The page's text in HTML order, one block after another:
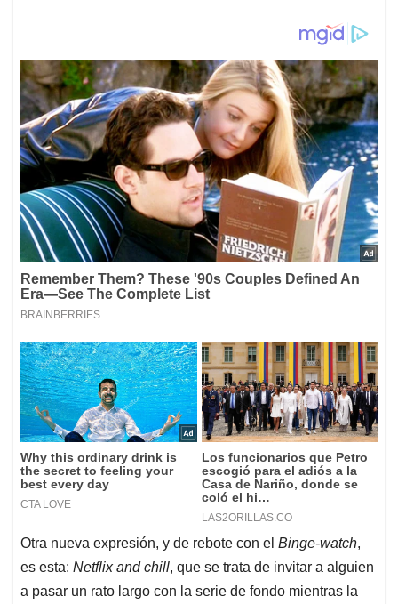
Otra nueva expresión, y de rebote con el Binge-watch,
es esta: Netflix and chill, que se trata de invitar a alguien
a pasar un rato largo con la serie de fondo mientras la